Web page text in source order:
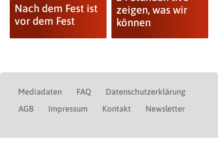
Nach dem Fest ist
vor dem Fest
zeigen, was wir
können
Mediadaten FAQ
Datenschutzerklärung
AGB
Impressum Kontakt Newsletter